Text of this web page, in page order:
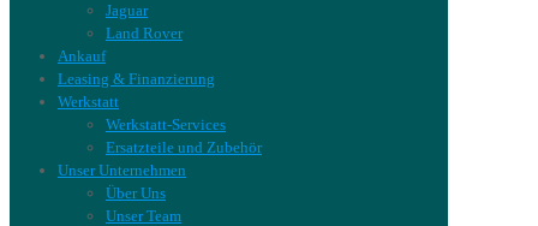
Jaguar
Land Rover
Ankauf
Leasing & Finanzierung
Werkstatt
Werkstatt-Services
Ersatzteile und Zubehör
Unser Unternehmen
Über Uns
Unser Team